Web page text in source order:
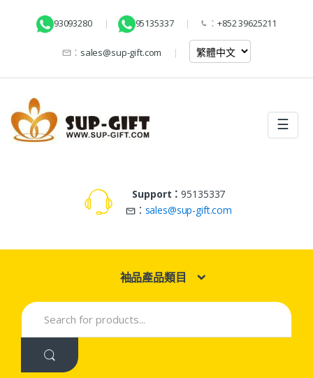
93093280 95135337 ： +852 39625211
： sales@sup-gift.com
☰
Support：95135337
： sales@sup-gift.com
袖品產品類目
Search
for: